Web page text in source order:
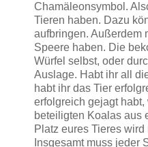
Chamäleonsymbol.
Tieren haben. Dazu
aufbringen. Außerdem
Speere haben. Die
Würfel selbst, oder
Auslage. Habt ihr all
habt ihr das Tier
erfolgreich gejagt
beteiligten Koalas aus
Platz eures Tieres
Insgesamt muss jeder